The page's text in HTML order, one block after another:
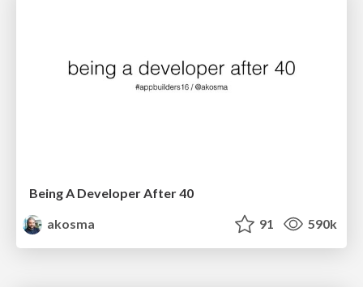
Being A Developer After 40
akosma
91 590k